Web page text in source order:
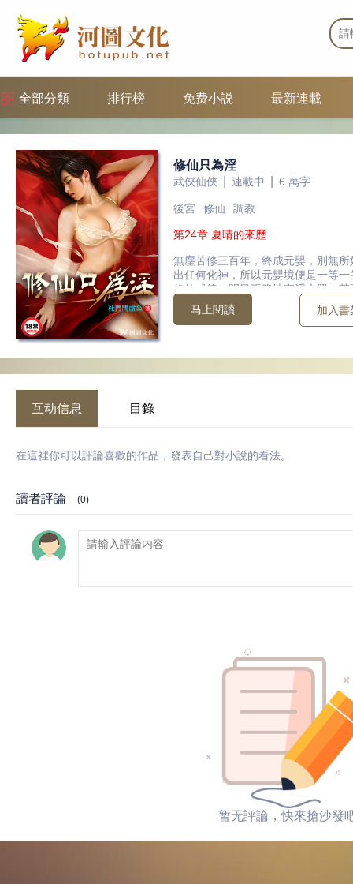
全部分類 排行榜 免费小説 最新連載
修仙只為淫
武俠仙俠 連載中 6 萬字
後宮 修仙 調教
第24章 夏晴的來歷
無塵苦修三百年，終成元嬰，別無
出任何化神，所以元嬰境便是一等
修的戒律，明目張膽地宣淫大眾，
秘下手過的弟子自不必說，他召開
父的弟子們姿色上佳的全都收入山
马上閱讀 加入書
互动信息 目錄
在這裡你可以評論喜歡的作品，發表自己對小說的看法。
讀者評論 (0)
暂无評論，快來搶沙發